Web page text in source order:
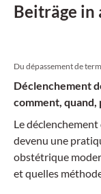
Beiträge in
Du dépassement de
Déclenchement
comment, quand,
Le déclenchement
devenu une
obstétrique
et quelles